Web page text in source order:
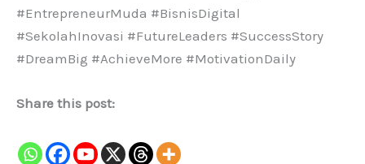
#EntrepreneurMuda #BisnisDigital
#SekolahInovasi #FutureLeaders #SuccessStory
#DreamBig #AchieveMore #MotivationDaily
Share this post: